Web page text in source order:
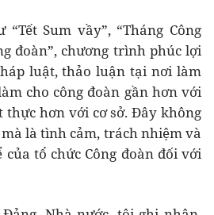
Sum vầy”, “Tháng Công
đoàn”, chương trình phúc lợi
luật, thảo luận tại nơi làm
cho công đoàn gần hơn với
thực hơn với cơ sở. Đây không
là tình cảm, trách nhiệm và
tổ chức Công đoàn đối với